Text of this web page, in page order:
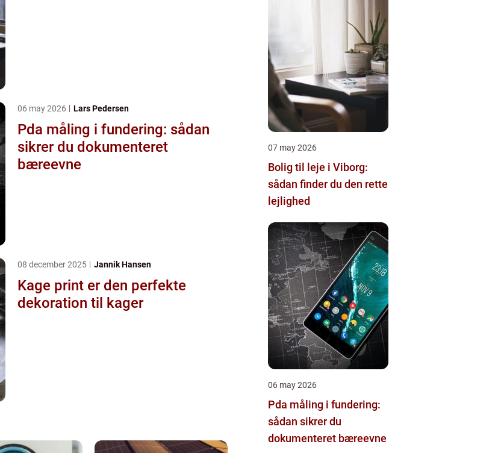
06 may 2026 Lars Pedersen
Pda måling i fundering: sådan
sikrer du dokumenteret
bæreevne
08 december 2025 Jannik Hansen
Kage print er den perfekte
dekoration til kager
07 may 2026
Bolig til leje i Viborg:
sådan finder du den rette
lejlighed
06 may 2026
Pda måling i fundering:
sådan sikrer du
dokumenteret bæreevne